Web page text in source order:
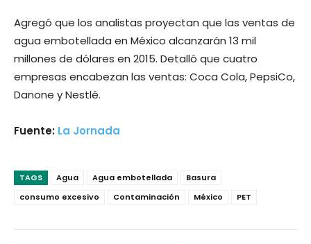
Agregó que los analistas proyectan que las ventas de
agua embotellada en México alcanzarán 13 mil
millones de dólares en 2015. Detalló que cuatro
empresas encabezan las ventas: Coca Cola, PepsiCo,
Danone y Nestlé.
Fuente: La Jornada
TAGS Agua Agua embotellada
Basura
consumo excesivo
Contaminación México PET